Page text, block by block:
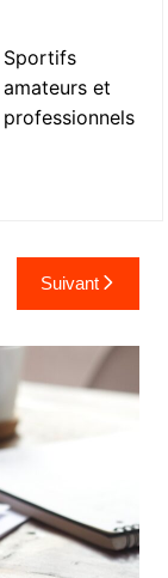
Sportifs
amateurs et
professionnels
Suivant